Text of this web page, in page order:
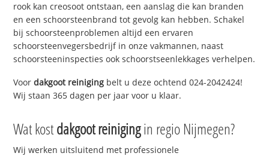
rook kan creosoot ontstaan, een aanslag die kan branden
en een schoorsteenbrand tot gevolg kan hebben. Schakel
bij schoorsteenproblemen altijd een ervaren
schoorsteenvegersbedrijf in onze vakmannen, naast
schoorsteeninspecties ook schoorstseenlekkages verhelpen.
Voordakgoot reiniging belt u deze ochtend 024-2042424!
Wij staan 365 dagen per jaar voor u klaar.
Wat kostdakgoot reinigingin regio Nijmegen?
Wij werken uitsluitend met professionele